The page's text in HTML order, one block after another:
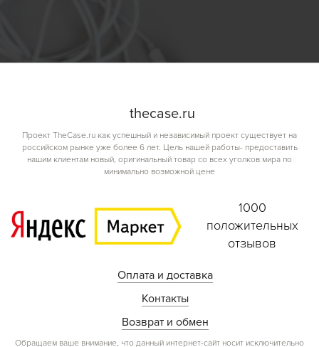
thecase.ru
Проект TheCase.ru как успешный и независимый проект существует на
российском рынке уже более 6 лет. Цель нашей работы- предоставить
нашим клиентам новый, оригинальный товар со всех уголков мира по
минимально возможной цене
1000
положительных
отзывов
Оплата и доставка
Контакты
Возврат и обмен
Обращаем ваше внимание, что данный интернет-сайт носит исключительно